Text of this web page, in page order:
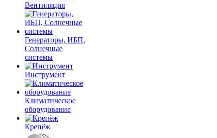
Вентиляция
Генераторы, ИБП,
Солнечные
системы
Инструмент
Климатическое
оборудование
Крепёж